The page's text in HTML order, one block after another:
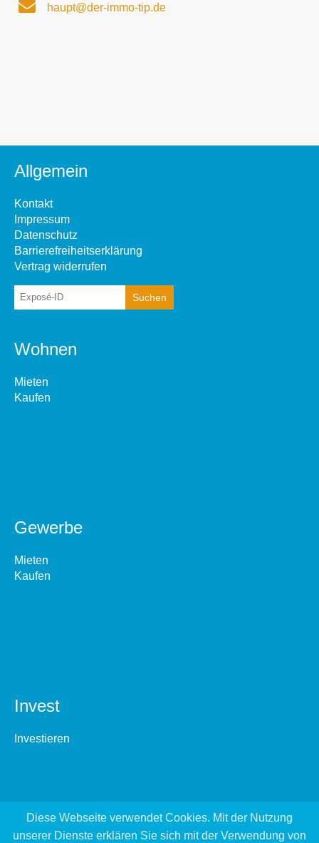
haupt@der-immo-tip.de
Allgemein
Kontakt
Impressum
Datenschutz
Barrierefreiheitserklärung
Vertrag widerrufen
Wohnen
Mieten
Kaufen
Gewerbe
Mieten
Kaufen
Invest
Investieren
Diese Webseite verwendet Cookies. Mit der Nutzung
unserer Dienste erklären Sie sich mit der Verwendung von